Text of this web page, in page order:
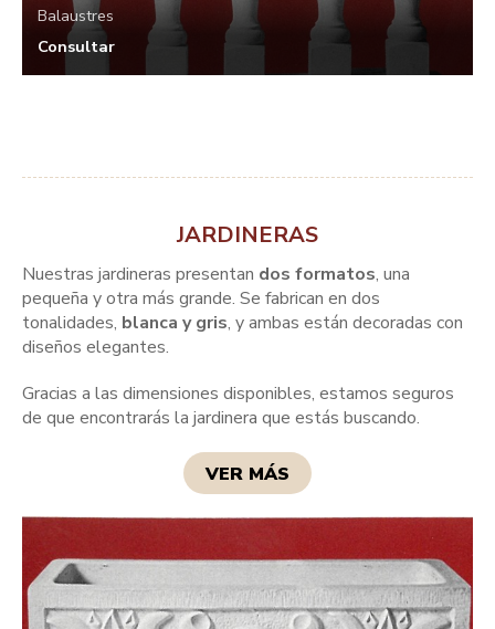
Balaustres
Consultar
JARDINERAS
Nuestras jardineras presentan dos formatos, una
pequeña y otra más grande. Se fabrican en dos
tonalidades, blanca y gris, y ambas están decoradas con
diseños elegantes.
Gracias a las dimensiones disponibles, estamos seguros
de que encontrarás la jardinera que estás buscando.
VER MÁS